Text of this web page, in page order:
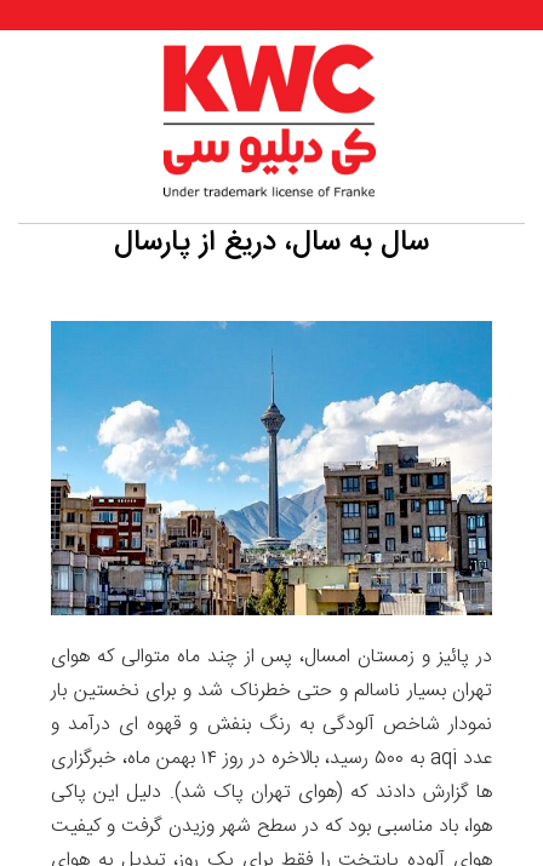
سال به سال، دریغ از پارسال
در پائیز و زمستان امسال، پس از چند ماه متوالی که هوای
تهران بسیار ناسالم و حتی خطرناک شد و برای نخستین بار
نمودار شاخص آلودگی به رنگ بنفش و قهوه ای درآمد و
عدد aqi به ۵۰۰ رسید، بالاخره در روز ۱۴ بهمن ماه، خبرگزاری
ها گزارش دادند که (هوای تهران پاک شد). دلیل این پاکی
هوا، باد مناسبی بود که در سطح شهر وزیدن گرفت و کیفیت